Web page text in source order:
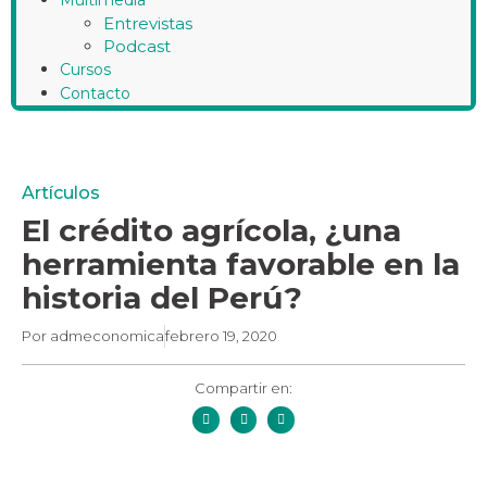
Entrevistas
Podcast
Cursos
Contacto
Artículos
El crédito agrícola, ¿una
herramienta favorable en la
historia del Perú?
Por admeconomicafebrero 19, 2020
Compartir en: